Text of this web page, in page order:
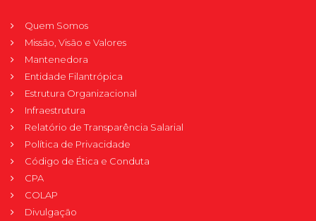
Quem Somos
Missão, Visão e Valores
Mantenedora
Entidade Filantrópica
Estrutura Organizacional
Infraestrutura
Relatório de Transparência Salarial
Política de Privacidade
Código de Ética e Conduta
CPA
COLAP
Divulgação